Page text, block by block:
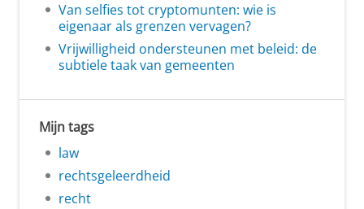
Van selfies tot cryptomunten: wie is
eigenaar als grenzen vervagen?
Vrijwilligheid ondersteunen met beleid: de
subtiele taak van gemeenten
Mijn tags
law
rechtsgeleerdheid
recht